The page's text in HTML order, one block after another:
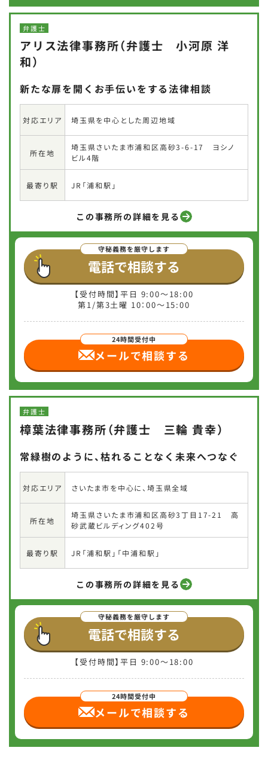
弁護士
アリス法律事務所（弁護士 小河原 洋
和）
新たな扉を開くお手伝いをする法律相談
対応エリア 埼玉県を中心とした周辺地域
所在地
埼玉県さいたま市浦和区高砂3-6-17 ヨシノ
ビル4階
最寄り駅 JR「浦和駅」
この事務所の詳細を見る
電話で相談する
【受付時間】平日 9:00～18:00
第1/第3土曜 10：00〜15:00
メールで相談する
弁護士
樟葉法律事務所（弁護士 三輪 貴幸）
常緑樹のように、枯れることなく未来へつなぐ
対応エリア さいたま市を中心に、埼玉県全域
所在地
埼玉県さいたま市浦和区高砂3丁目17-21 高
砂武蔵ビルディング402号
最寄り駅 JR「浦和駅」「中浦和駅」
この事務所の詳細を見る
電話で相談する
【受付時間】平日 9:00～18:00
メールで相談する